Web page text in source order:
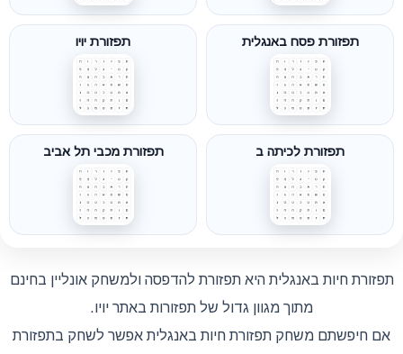
תפזורת פסח באנגלית תפזורת יויו
תפזורת לכיתה ב תפזורת מכבי תל אביב
תפזורת חיות באנגלית היא תפזורת להדפסה ולמשחק אונליין בחינם
מתוך מגוון גדול של תפזורות באתר יויו.
אם חיפשתם משחק תפזורת חיות באנגלית אפשר לשחק בתפזורת